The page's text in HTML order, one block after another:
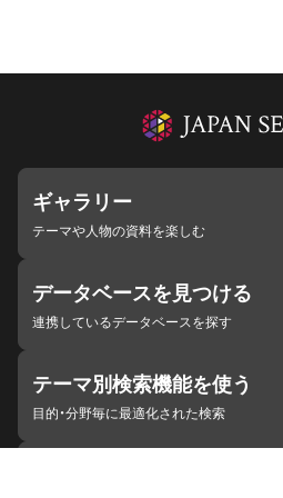
ギャラリー
テーマや人物の資料を楽しむ
データベースを見つける
連携しているデータベースを探す
テーマ別検索機能を使う
目的・分野毎に最適化された検索